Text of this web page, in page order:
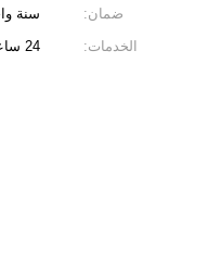
ضمان:
سنة
الخدمات:
24 ساعة عبر الإنترنت